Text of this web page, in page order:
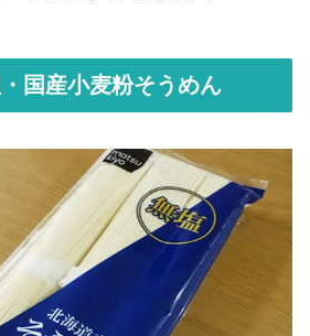
国産小麦粉そうめん